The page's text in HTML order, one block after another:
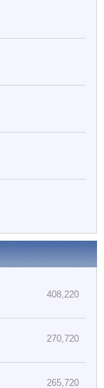
408,220
270,720
265,720